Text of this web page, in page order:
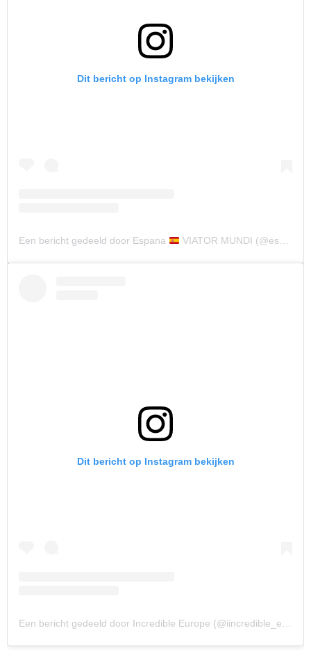
Dit bericht op Instagram bekijken
Een bericht gedeeld door Espana VIATOR MUNDI (@espanamylove_)
Dit bericht op Instagram bekijken